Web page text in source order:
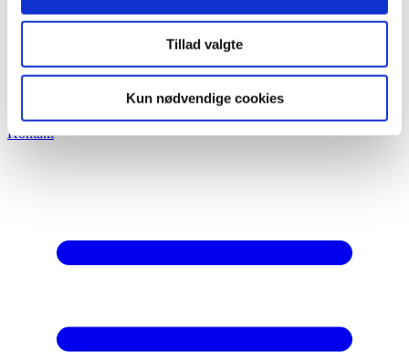
Tillad valgte
Kun nødvendige cookies
Kontakt